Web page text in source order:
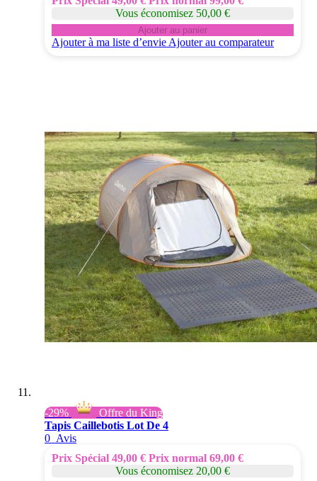
Vous économisez 50,00 €
Ajouter au panier
Ajouter à ma liste d’envie Ajouter au comparateur
-29%
Offre du King
Tapis Caillebotis Lot De 4
0 Avis
Prix Spécial 49,00 € Prix normal 69,00 €
Vous économisez 20,00 €